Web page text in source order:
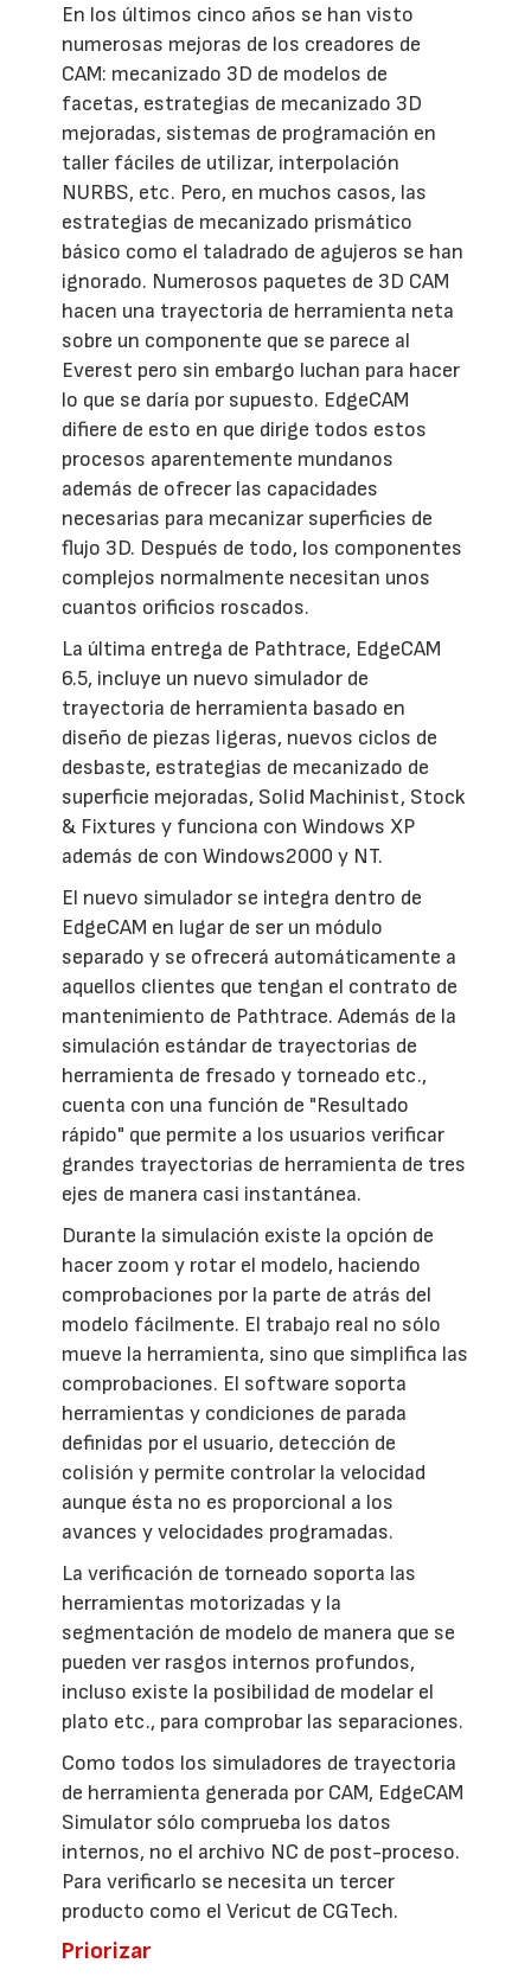
En los últimos cinco años se han visto
numerosas mejoras de los creadores de
CAM: mecanizado 3D de modelos de
facetas, estrategias de mecanizado 3D
mejoradas, sistemas de programación en
taller fáciles de utilizar, interpolación
NURBS, etc. Pero, en muchos casos, las
estrategias de mecanizado prismático
básico como el taladrado de agujeros se han
ignorado. Numerosos paquetes de 3D CAM
hacen una trayectoria de herramienta neta
sobre un componente que se parece al
Everest pero sin embargo luchan para hacer
lo que se daría por supuesto. EdgeCAM
difiere de esto en que dirige todos estos
procesos aparentemente mundanos
además de ofrecer las capacidades
necesarias para mecanizar superficies de
flujo 3D. Después de todo, los componentes
complejos normalmente necesitan unos
cuantos orificios roscados.
La última entrega de Pathtrace, EdgeCAM
6.5, incluye un nuevo simulador de
trayectoria de herramienta basado en
diseño de piezas ligeras, nuevos ciclos de
desbaste, estrategias de mecanizado de
superficie mejoradas, Solid Machinist, Stock
& Fixtures y funciona con Windows XP
además de con Windows2000 y NT.
El nuevo simulador se integra dentro de
EdgeCAM en lugar de ser un módulo
separado y se ofrecerá automáticamente a
aquellos clientes que tengan el contrato de
mantenimiento de Pathtrace. Además de la
simulación estándar de trayectorias de
herramienta de fresado y torneado etc.,
cuenta con una función de "Resultado
rápido" que permite a los usuarios verificar
grandes trayectorias de herramienta de tres
ejes de manera casi instantánea.
Durante la simulación existe la opción de
hacer zoom y rotar el modelo, haciendo
comprobaciones por la parte de atrás del
modelo fácilmente. El trabajo real no sólo
mueve la herramienta, sino que simplifica las
comprobaciones. El software soporta
herramientas y condiciones de parada
definidas por el usuario, detección de
colisión y permite controlar la velocidad
aunque ésta no es proporcional a los
avances y velocidades programadas.
La verificación de torneado soporta las
herramientas motorizadas y la
segmentación de modelo de manera que se
pueden ver rasgos internos profundos,
incluso existe la posibilidad de modelar el
plato etc., para comprobar las separaciones.
Como todos los simuladores de trayectoria
de herramienta generada por CAM, EdgeCAM
Simulator sólo comprueba los datos
internos, no el archivo NC de post-proceso.
Para verificarlo se necesita un tercer
producto como el Vericut de CGTech.
Priorizar